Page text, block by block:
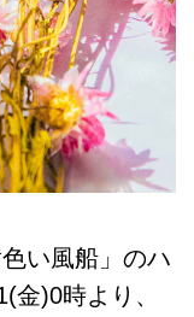
い風船」のハ
金)0時より、